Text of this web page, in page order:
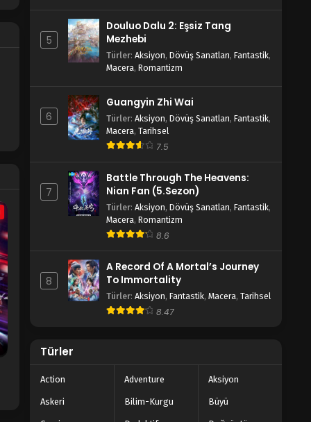
2.Bölüm - Ağustos 23, 2021
I Annoyed Millions Of Cultivators
1.Bölüm
1.Bölüm - Ağustos 22, 2021
5
Douluo Dalu 2: Eşsiz Tang
Mezhebi
Türler: Aksiyon, Dövüş Sanatları, Fantastik,
Macera, Romantizm
6
Guangyin Zhi Wai
Türler: Aksiyon, Dövüş Sanatları, Fantastik,
Macera, Tarihsel
7.5
7
Battle Through The Heavens:
Nian Fan (5.Sezon)
Türler: Aksiyon, Dövüş Sanatları, Fantastik,
Macera, Romantizm
8.6
8
A Record Of A Mortal’s Journey
To Immortality
Türler: Aksiyon, Fantastik, Macera, Tarihsel
8.47
Türler
Action Adventure Aksiyon
Askeri Bilim-Kurgu Büyü